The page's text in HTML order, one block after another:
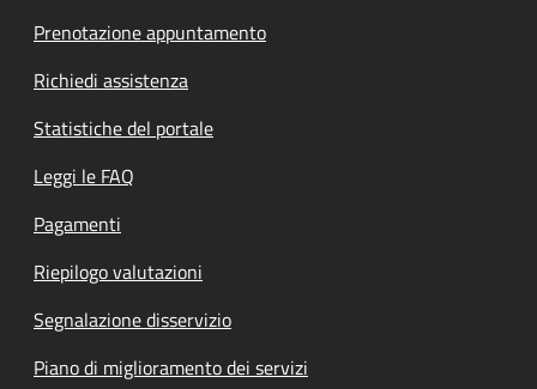
Prenotazione appuntamento
Richiedi assistenza
Statistiche del portale
Leggi le FAQ
Pagamenti
Riepilogo valutazioni
Segnalazione disservizio
Piano di miglioramento dei servizi